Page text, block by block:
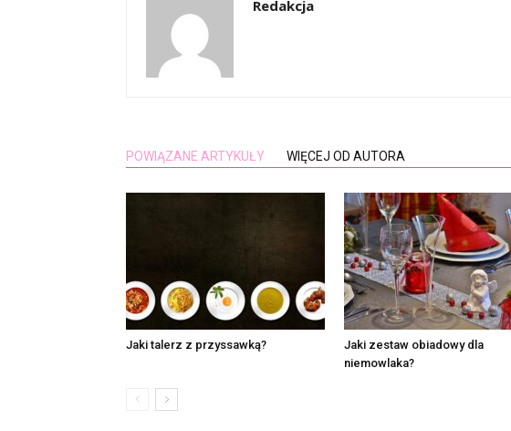
Redakcja
POWIĄZANE ARTYKUŁY WIĘCEJ OD AUTORA
Jaki talerz z przyssawką?
Jaki zestaw obiadowy dla
niemowlaka?